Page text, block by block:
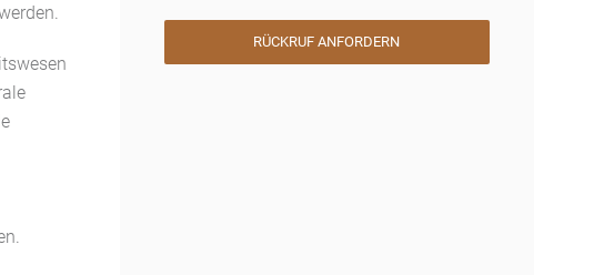
RÜCKRUF ANFORDERN